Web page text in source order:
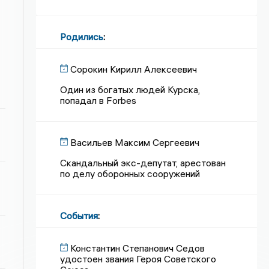
Родились:
Сорокин Кирилл Алексеевич
Один из богатых людей Курска,
попадал в Forbes
Васильев Максим Сергеевич
Скандальный экс-депутат, арестован
по делу оборонных сооружений
События:
Константин Степанович Седов
удостоен звания Героя Советского